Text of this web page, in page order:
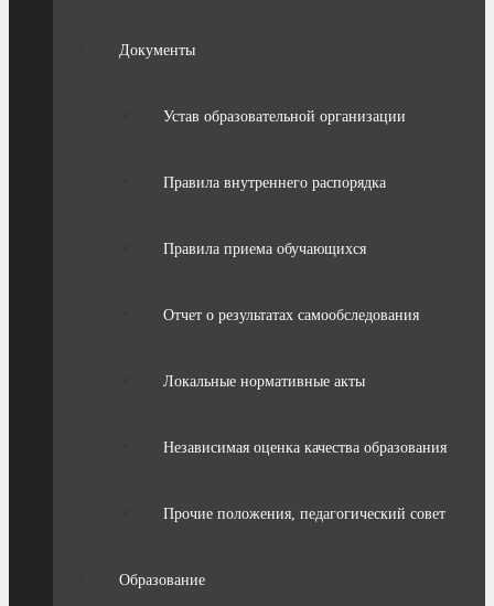
Документы
Устав образовательной организации
Правила внутреннего распорядка
Правила приема обучающихся
Отчет о результатах самообследования
Локальные нормативные акты
Независимая оценка качества образования
Прочие положения, педагогический совет
Образование